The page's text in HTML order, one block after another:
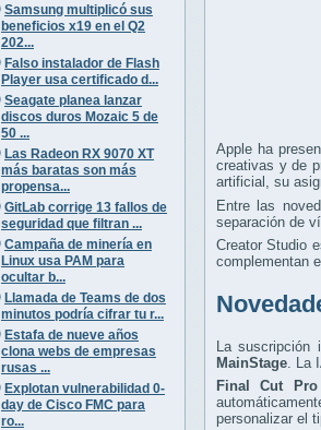
Samsung multiplicó sus
beneficios x19 en el Q2
202...
Falso instalador de Flash
Player usa certificado d...
Seagate planea lanzar
discos duros Mozaic 5 de
50 ...
Las Radeon RX 9070 XT
más baratas son más
propensa...
GitLab corrige 13 fallos de
seguridad que filtran ...
Campaña de minería en
Linux usa PAM para
ocultar b...
Llamada de Teams de dos
minutos podría cifrar tu r...
Estafa de nueve años
clona webs de empresas
rusas ...
Explotan vulnerabilidad 0-
day de Cisco FMC para
ro...
Apple ha
creativas y de
artificial, su
Entre las
separación de
Creator Studio
complementan
La
MainStage .
Final Cut
personalizar el